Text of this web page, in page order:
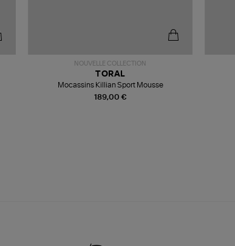
NOUVELLE COLLECTION
189,00 €
TORAL
Mocassins Killian Sport Mousse